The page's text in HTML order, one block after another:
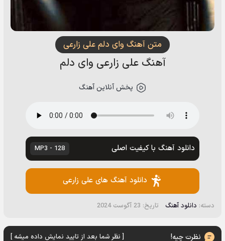
متن آهنگ وای دلم علی زارعی
آهنگ علی زارعی وای دلم
پخش آنلاین آهنگ
دانلود آهنگ با کیفیت اصلی 128 - MP3
دانلود آهنگ های علی زارعی
دسته: دانلود آهنگ تاریخ: 23 آگوست 2024
نظرت چیه! [ نظر شما بعد از تایید نمایش داده میشه ]